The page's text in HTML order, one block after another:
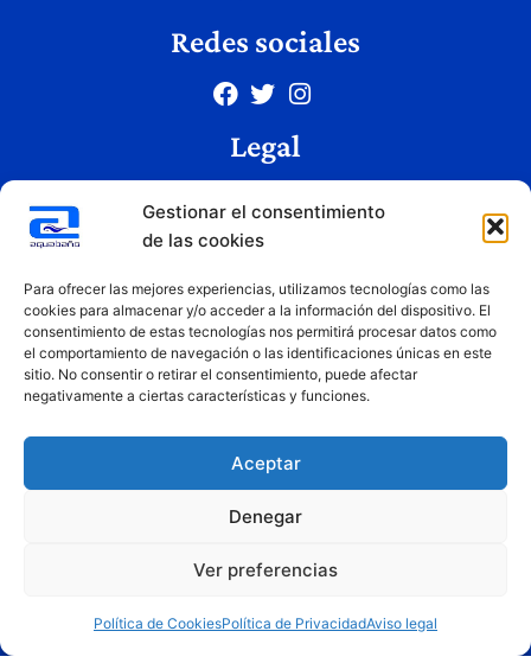
Gestionar el consentimiento
de las cookies
Para ofrecer las mejores experiencias, utilizamos tecnologías como las
cookies para almacenar y/o acceder a la información del dispositivo. El
consentimiento de estas tecnologías nos permitirá procesar datos como
el comportamiento de navegación o las identificaciones únicas en este
sitio. No consentir o retirar el consentimiento, puede afectar
negativamente a ciertas características y funciones.
Aceptar
Denegar
Ver preferencias
Política de CookiesPolítica de PrivacidadAviso legal
Redes sociales
Legal
Política de privacidad
Condiciones de uso
Copyright © 2026 Aquabaño | Todos los derechos reservados
Diseñado porInnovation Studio
Financiado por la Unión Europea – NextGenerationEU. Sin embargo, los puntos de vista y las
la Unión Europea o la Comisión Europea. Ni la Unión Europea ni la Comisión Europea pueden ser